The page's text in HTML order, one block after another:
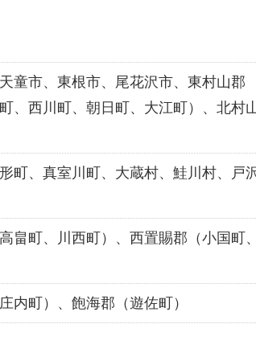
童市、東根市、尾花沢市、東村山郡
、西川町、朝日町、大江町）、北村
町、真室川町、大蔵村、鮭川村、戸
畠町、川西町）、西置賜郡（小国町
内町）、飽海郡（遊佐町）